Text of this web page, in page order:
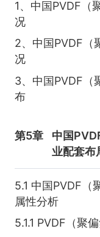
1、中国PVDF（
况
2、中国PVDF（
况
3、中国PVDF（
布
第5章
中国
业配套布
5.1 中国PVDF
属性分析
5.1.1 PVDF（聚